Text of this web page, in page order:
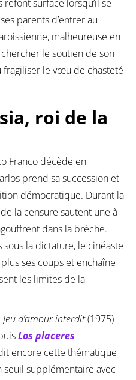
surface lorsqu’il se
parents d’entrer au
malheureuse en
le soutien de son
fragiliser le vœu de chasteté
roi de la
Franco décède en
prend sa succession et
démocratique. Durant la
la censure sautent une à
dans la brèche.
la dictature, le cinéaste
ses coups et enchaîne
les limites de la
Jeu d’amour interdit(1975)
Los placeres
encore cette thématique
seuil supplémentaire avec